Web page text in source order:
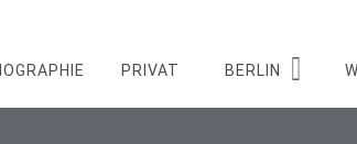
PRIVAT BERLIN